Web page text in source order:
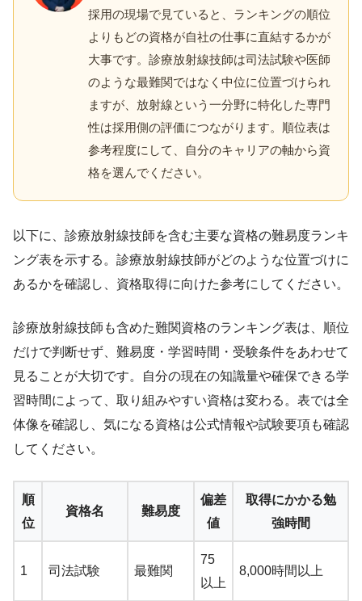
採用の現場で見ていると、ランキングの順位
よりもどの資格が自社の仕事に直結するかが
大事です。診療放射線技師は司法試験や医師
のような最難関ではなく中位に位置づけられ
ますが、放射線という一分野に特化した専門
性は採用側の評価につながります。順位表は
参考程度にして、自分のキャリアの軸から資
格を選んでください。
以下に、診療放射線技師を含む主要な資格の難易度ランキ
ング表を示する。診療放射線技師がどのような位置づけに
あるかを確認し、資格取得に向けた参考にしてください。
診療放射線技師も含めた難関資格のランキング表は、順位
だけで判断せず、難易度・学習時間・受験条件をあわせて
見ることが大切です。自分の現在の知識量や確保できる学
習時間によって、取り組みやすい資格は変わる。表では全
体像を確認し、気になる資格は公式情報や試験要項も確認
してください。
順
位
資格名 難易度
偏差
値
取得にかかる勉
強時間
1 司法試験 最難関
75
以上
8,000時間以上